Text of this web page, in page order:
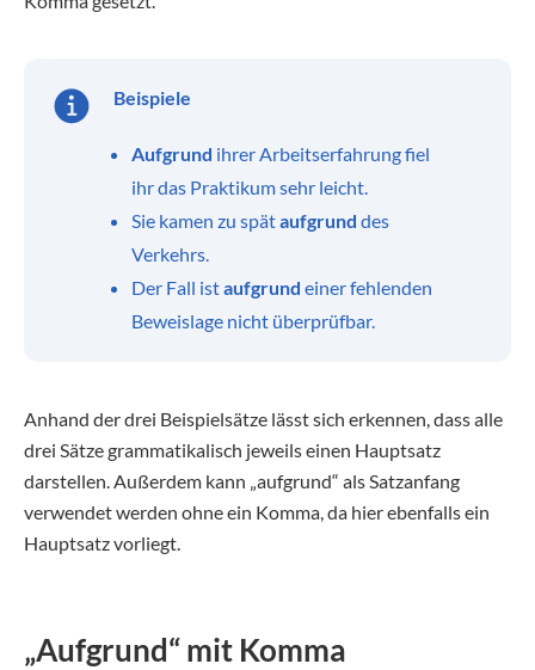
Beispiele
Aufgrund ihrer Arbeitserfahrung fiel
ihr das Praktikum sehr leicht.
Sie kamen zu spätaufgrund des
Verkehrs.
Der Fall istaufgrund einer fehlenden
Beweislage nicht überprüfbar.
Anhand der drei Beispielsätze lässt sich erkennen, dass alle
drei Sätze grammatikalisch jeweils einen Hauptsatz
darstellen. Außerdem kann „aufgrund“ als Satzanfang
verwendet werden ohne ein Komma, da hier ebenfalls ein
Hauptsatz vorliegt.
„Aufgrund“ mit Komma